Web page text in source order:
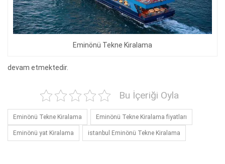
Eminönü Tekne Kiralama
devam etmektedir.
Bu İçeriği Oyla
Eminönü Tekne Kiralama Eminönü Tekne Kiralama fiyatları
Eminönü yat Kiralama istanbul Eminönü Tekne Kiralama